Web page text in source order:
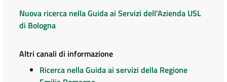
Nuova ricerca nella Guida ai Servizi dell'Azienda USL
di Bologna
Altri canali di informazione
Ricerca nella Guida ai servizi della Regione